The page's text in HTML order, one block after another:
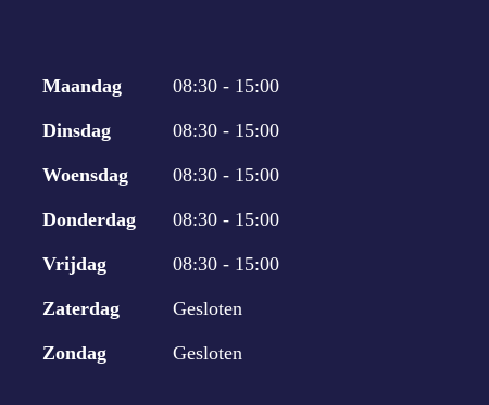
Maandag 08:30 - 15:00
Dinsdag 08:30 - 15:00
Woensdag 08:30 - 15:00
Donderdag 08:30 - 15:00
Vrijdag 08:30 - 15:00
Zaterdag Gesloten
Zondag Gesloten